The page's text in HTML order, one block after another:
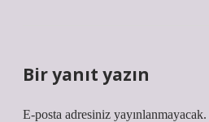
Bir yanıt yazın
E-posta adresiniz yayınlanmayacak.